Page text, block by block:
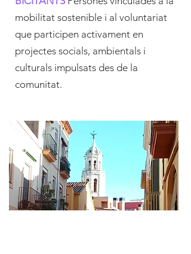
mobilitat sostenible i al voluntariat
que participen activament en
projectes socials, ambientals i
culturals impulsats des de la
comunitat.